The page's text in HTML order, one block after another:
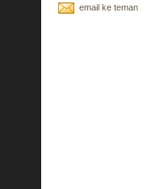
email ke teman